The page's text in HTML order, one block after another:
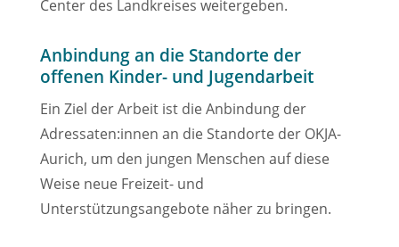
Center des Landkreises weitergeben.
Anbindung an die Standorte der
offenen Kinder- und Jugendarbeit
Ein Ziel der Arbeit ist die Anbindung der
Adressaten:innen an die Standorte der OKJA-
Aurich, um den jungen Menschen auf diese
Weise neue Freizeit- und
Unterstützungsangebote näher zu bringen.